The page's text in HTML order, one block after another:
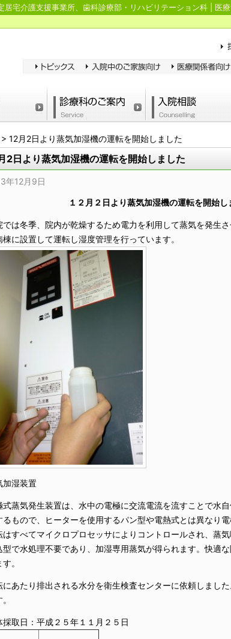
居宅介護支援事業所、歯科診療部・リハビリテーション科 | 医
> 12月2日より蒸気加湿機の運転を開始しました
2日より蒸気加湿機の運転を開始しました
年12月9日
１２月２ 日より蒸気加湿機の運転を開始し
では冬季、院内が乾燥するため電力を利用して蒸気を発生
棟に設置して運転し湿度管理を行っています。
加湿装置
式蒸気発生装置は、水中の電極に交流電流を流すことで水
るもので、ヒーターを使用するパン型や電熱式とは異なり
はすべてマイクロプロセッサによりコントロールされ、蒸
型で水処理不要であり、加湿専用蒸気が得られます。快適
。
にあたり排出される水分を衛生検査センターに依頼しまし
採取日：平成２５年１１月２５日